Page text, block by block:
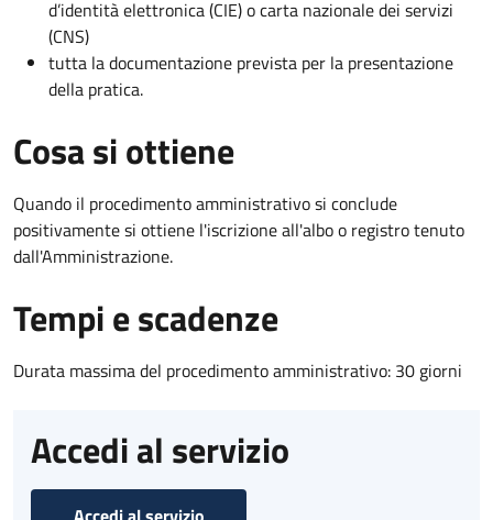
d’identità elettronica (CIE) o carta nazionale dei servizi
(CNS)
tutta la documentazione prevista per la presentazione
della pratica.
Cosa si ottiene
Quando il procedimento amministrativo si conclude
positivamente si ottiene l'iscrizione all'albo o registro tenuto
dall'Amministrazione.
Tempi e scadenze
Durata massima del procedimento amministrativo: 30 giorni
Accedi al servizio